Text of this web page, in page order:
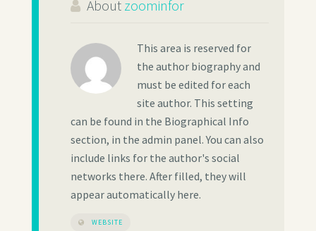
About zoominfor
This area is reserved for
the author biography and
must be edited for each
site author. This setting
can be found in the Biographical Info
section, in the admin panel. You can also
include links for the author's social
networks there. After filled, they will
appear automatically here.
WEBSITE